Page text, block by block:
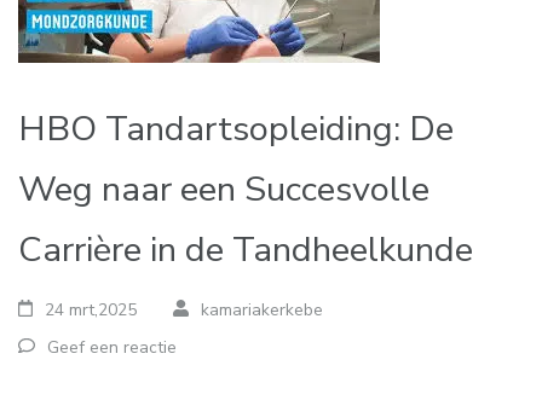
HBO Tandartsopleiding: De
Weg naar een Succesvolle
Carrière in de Tandheelkunde
24 mrt,2025
kamariakerkebe
Geef een reactie